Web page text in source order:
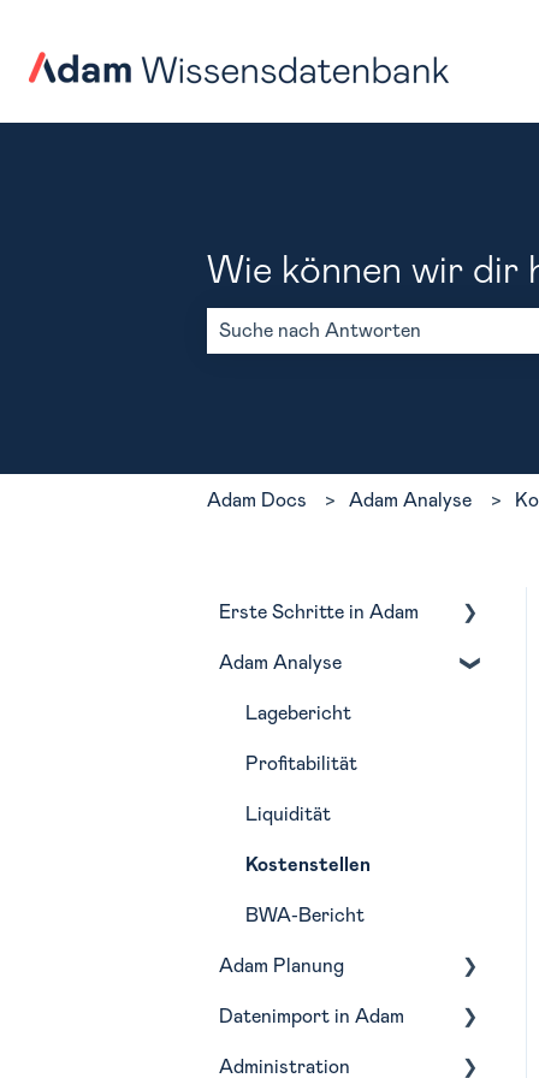
Wie können wir dir
Adam Docs Adam Analyse
Erste Schritte in Adam
Navigation
Monatliche Routine in
Adam Analyse
Lagebericht
Profitabilität
Liquidität
Kostenstellen
BWA-Bericht
Adam Planung
Budgetierung
Forecasting
Datenimport in Adam
Buchhaltungstools
Administration